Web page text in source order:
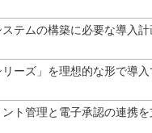
テムの構築に必要な導入
ーズ」を理想的な形で導
ト管理と電子承認の連携を